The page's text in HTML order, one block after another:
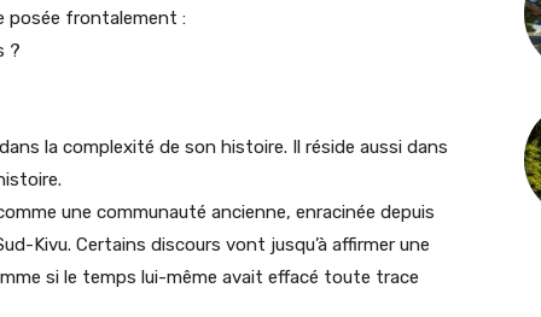
posée frontalement :
?
la complexité de son histoire. Il réside aussi dans
une communauté ancienne, enracinée depuis
Kivu. Certains discours vont jusqu’à affirmer une
si le temps lui-même avait effacé toute trace